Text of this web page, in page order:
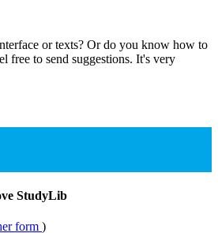
or texts? Or do you know how to
free to send suggestions. It's very
StudyLib
form )